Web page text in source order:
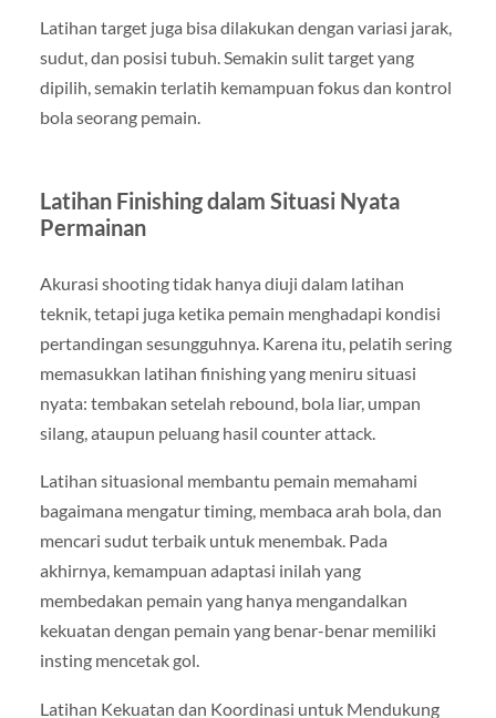
Latihan target juga bisa dilakukan dengan variasi jarak,
sudut, dan posisi tubuh. Semakin sulit target yang
dipilih, semakin terlatih kemampuan fokus dan kontrol
bola seorang pemain.
Latihan Finishing dalam Situasi Nyata
Permainan
Akurasi shooting tidak hanya diuji dalam latihan
teknik, tetapi juga ketika pemain menghadapi kondisi
pertandingan sesungguhnya. Karena itu, pelatih sering
memasukkan latihan finishing yang meniru situasi
nyata: tembakan setelah rebound, bola liar, umpan
silang, ataupun peluang hasil counter attack.
Latihan situasional membantu pemain memahami
bagaimana mengatur timing, membaca arah bola, dan
mencari sudut terbaik untuk menembak. Pada
akhirnya, kemampuan adaptasi inilah yang
membedakan pemain yang hanya mengandalkan
kekuatan dengan pemain yang benar-benar memiliki
insting mencetak gol.
Latihan Kekuatan dan Koordinasi untuk Mendukung